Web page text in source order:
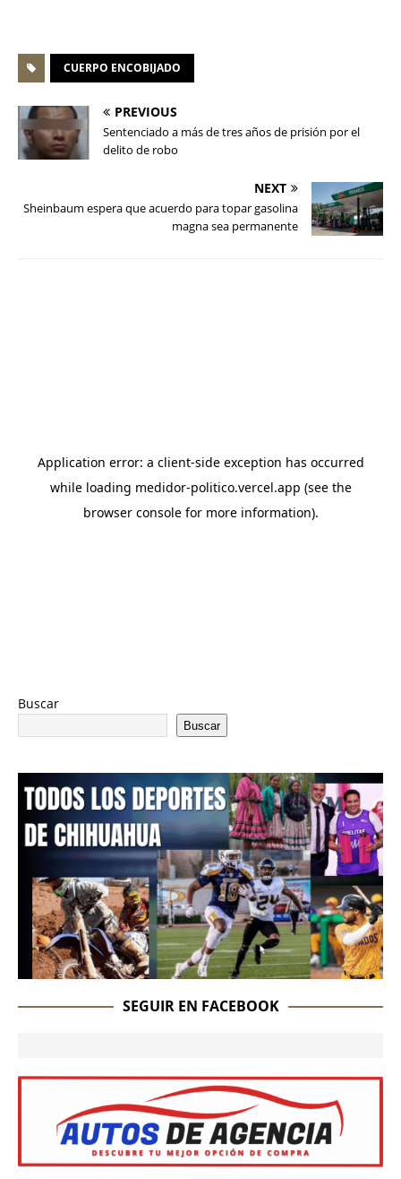
CUERPO ENCOBIJADO
PREVIOUS
Sentenciado a más de tres años de prisión por el
delito de robo
NEXT
Sheinbaum espera que acuerdo para topar gasolina
magna sea permanente
Buscar
Buscar
SEGUIR EN FACEBOOK